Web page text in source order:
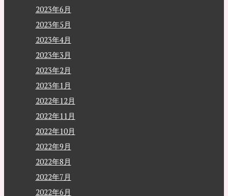
2023年6月
2023年5月
2023年4月
2023年3月
2023年2月
2023年1月
2022年12月
2022年11月
2022年10月
2022年9月
2022年8月
2022年7月
2022年6月